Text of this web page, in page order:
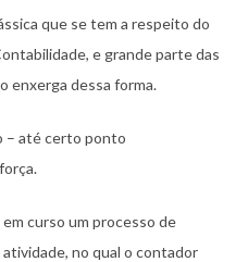
que se tem a respeito do
e grande parte das
enxerga dessa forma.
– até certo ponto
curso um processo de
no qual o contador